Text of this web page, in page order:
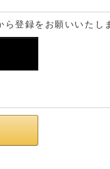
登録をお願いいたし